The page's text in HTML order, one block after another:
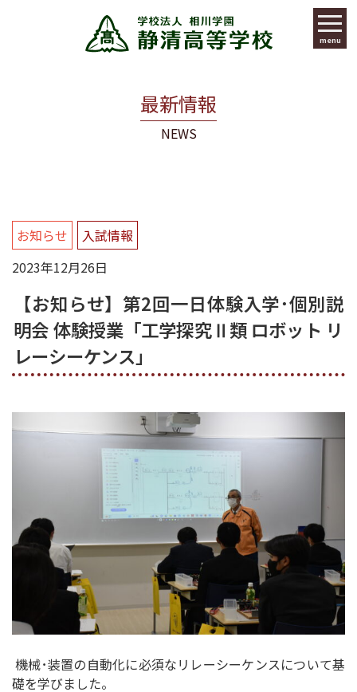
menu
最新情報
NEWS
お知らせ
入試情報
2023年12月26日
【お知らせ】第2回一日体験入学･個別説
明会 体験授業「工学探究Ⅱ類 ロボット リ
レーシーケンス」
機械･装置の自動化に必須なリレーシーケンスについて基
礎を学びました。